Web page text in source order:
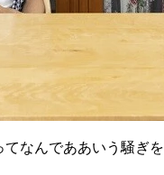
なんでああいう騒ぎを